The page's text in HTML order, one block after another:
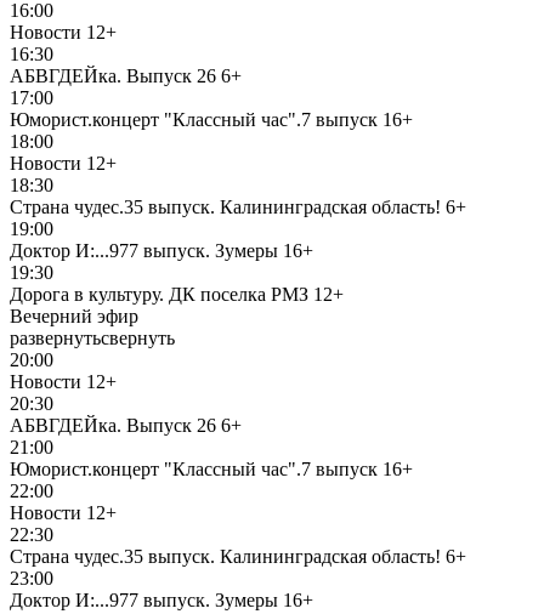
16:00
Новости 12+
16:30
АБВГДЕЙка. Выпуск 26 6+
17:00
Юморист.концерт "Классный час".7 выпуск 16+
18:00
Новости 12+
18:30
Страна чудес.35 выпуск. Калининградская область! 6+
19:00
Доктор И:...977 выпуск. Зумеры 16+
19:30
Дорога в культуру. ДК поселка РМЗ 12+
Вечерний эфир
развернутьсвернуть
20:00
Новости 12+
20:30
АБВГДЕЙка. Выпуск 26 6+
21:00
Юморист.концерт "Классный час".7 выпуск 16+
22:00
Новости 12+
22:30
Страна чудес.35 выпуск. Калининградская область! 6+
23:00
Доктор И:...977 выпуск. Зумеры 16+